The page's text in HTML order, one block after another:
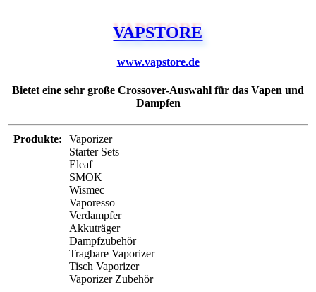
Bietet eine sehr große Crossover-Auswahl für das Vapen und
Dampfen
Produkte:
Starter Sets
Wismec
Vaporesso
Verdampfer
Akkuträger
Dampfzubehör
Tragbare Vaporizer
Tisch Vaporizer
Vaporizer Zubehör
Mobile Version
Verschlüsselung
Trusted Siegel